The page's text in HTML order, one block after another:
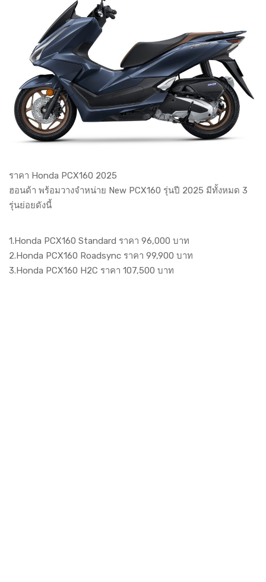
ราคา Honda PCX160 2025
ฮอนด้า พร้อมวางจำหน่าย New PCX160 รุ่นปี 2025 มีทั้งหมด 3
รุ่นย่อยดังนี้
1.Honda PCX160 Standard ราคา 96,000 บาท
2.Honda PCX160 Roadsync ราคา 99,900 บาท
3.Honda PCX160 H2C ราคา 107,500 บาท